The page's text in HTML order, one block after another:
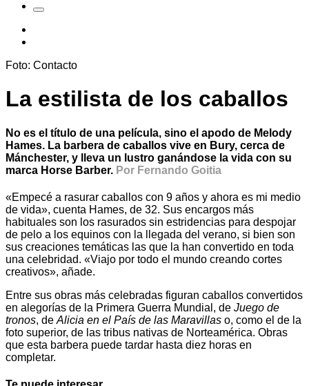
Foto: Contacto
La estilista de los caballos
No es el título de una película, sino el apodo de Melody
Hames. La barbera de caballos vive en Bury, cerca de
Mánchester, y lleva un lustro ganándose la vida con su
marca Horse Barber. Por Fernando Goitia
«Empecé a rasurar caballos con 9 años y ahora es mi medio
de vida», cuenta Hames, de 32. Sus encargos más
habituales son los rasurados sin estridencias para despojar
de pelo a los equinos con la llegada del verano, si bien son
sus creaciones temáticas las que la han convertido en toda
una celebridad. «Viajo por todo el mundo creando cortes
creativos», añade.
Entre sus obras más celebradas figuran caballos convertidos
en alegorías de la Primera Guerra Mundial, de Juego de
tronos, de Alicia en el País de las Maravillas o, como el de la
foto superior, de las tribus nativas de Norteamérica. Obras
que esta barbera puede tardar hasta diez horas en
completar.